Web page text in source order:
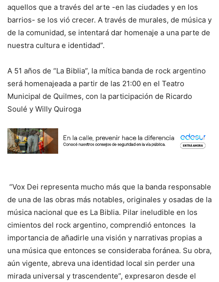
aquellos que a través del arte -en las ciudades y en los
barrios- se los vió crecer. A través de murales, de música y
de la comunidad, se intentará dar homenaje a una parte de
nuestra cultura e identidad”.
A 51 años de “La Biblia”, la mítica banda de rock argentino
será homenajeada a partir de las 21:00 en el Teatro
Municipal de Quilmes, con la participación de Ricardo
Soulé y Willy Quiroga
“Vox Dei representa mucho más que la banda responsable
de una de las obras más notables, originales y osadas de la
música nacional que es La Biblia. Pilar ineludible en los
cimientos del rock argentino, comprendió entonces la
importancia de añadirle una visión y narrativas propias a
una música que entonces se consideraba foránea. Su obra,
aún vigente, abreva una identidad local sin perder una
mirada universal y trascendente”, expresaron desde el